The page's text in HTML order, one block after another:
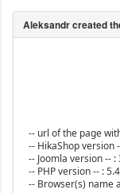
-- url of the page
-- HikaShop version
-- Joomla version -- :
-- PHP version -- :
-- Browser(s) name